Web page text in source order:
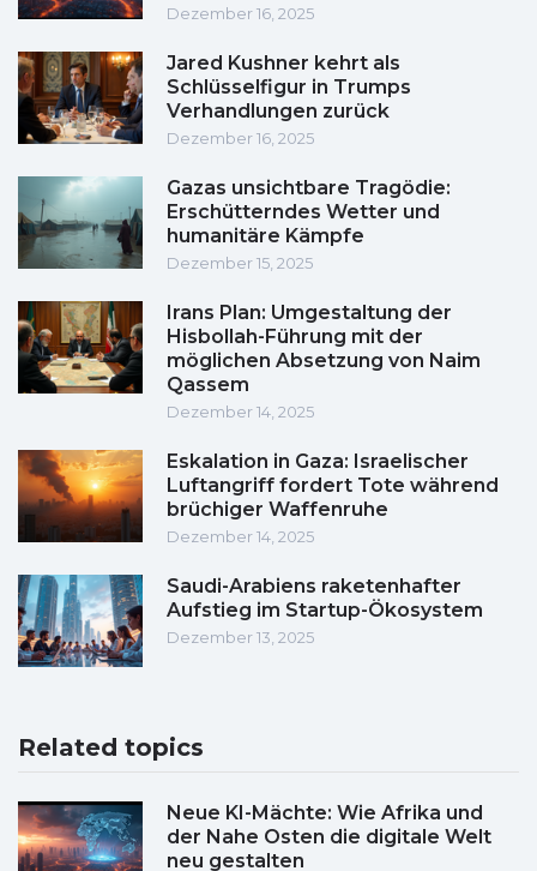
Dezember 16, 2025
Jared Kushner kehrt als
Schlüsselfigur in Trumps
Verhandlungen zurück
Dezember 16, 2025
Gazas unsichtbare Tragödie:
Erschütterndes Wetter und
humanitäre Kämpfe
Dezember 15, 2025
Irans Plan: Umgestaltung der
Hisbollah-Führung mit der
möglichen Absetzung von Naim
Qassem
Dezember 14, 2025
Eskalation in Gaza: Israelischer
Luftangriff fordert Tote während
brüchiger Waffenruhe
Dezember 14, 2025
Saudi-Arabiens raketenhafter
Aufstieg im Startup-Ökosystem
Dezember 13, 2025
Related topics
Neue KI-Mächte: Wie Afrika und
der Nahe Osten die digitale Welt
neu gestalten